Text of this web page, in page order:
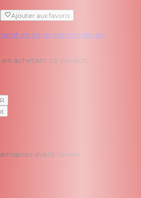
Ajouter aux favoris
en ligne disponibles au
en achetant ce produit
avant l'envoi